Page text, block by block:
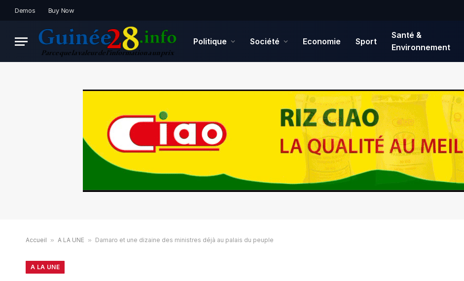
Demos Buy Now
Politique Société Economie Sport
Santé &
Environnement
Accueil » A LA UNE » Damaro et une dizaine des ministres déjà au palais du peuple
A LA UNE